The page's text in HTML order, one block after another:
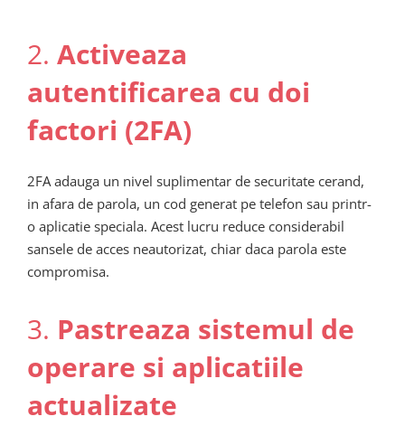
2. Activeaza
autentificarea cu doi
factori (2FA)
2FA adauga un nivel suplimentar de securitate cerand,
in afara de parola, un cod generat pe telefon sau printr-
o aplicatie speciala. Acest lucru reduce considerabil
sansele de acces neautorizat, chiar daca parola este
compromisa.
3. Pastreaza sistemul de
operare si aplicatiile
actualizate